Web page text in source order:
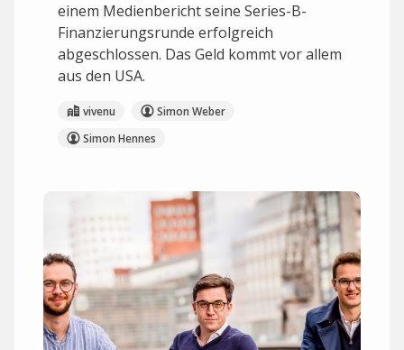
einem Medienbericht seine Series-B-
Finanzierungsrunde erfolgreich
abgeschlossen. Das Geld kommt vor allem
aus den USA.
vivenu
Simon Weber
Simon Hennes